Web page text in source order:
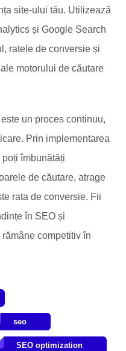
site-ului tău. Utilizează
și Google Search
ratele de conversie și
motorului de căutare
un proces continuu,
Prin implementarea
îmbunătăți
de căutare, atrage
rata de conversie. Fii
în SEO și
competitiv în
seo
SEO optimization